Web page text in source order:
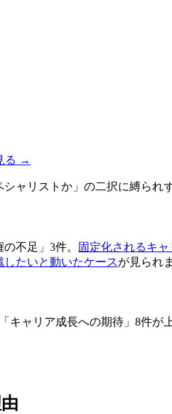
る →
ャリストか」の二択に縛られ
不足」3件。
固定化されるキ
たいと動いたケースが見られ
キャリア成長への期待」8件